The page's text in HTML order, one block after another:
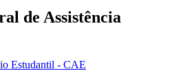
de Assistência
Estudantil - CAE